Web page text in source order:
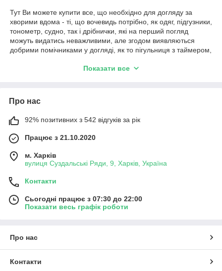
Тут Ви можете купити все, що необхідно для догляду за
хворими вдома - ті, що вочевидь потрібно, як одяг, підгузники,
тонометр, судно, так і дрібнички, які на перший погляд
можуть видатись неважливими, але згодом виявляються
добрими помічниками у догляді, як то пігульниця з таймером,
Показати все
Про нас
92% позитивних з 542 відгуків за рік
Працює з 21.10.2020
м. Харків
вулиця Суздальські Ряди, 9, Харків, Україна
Контакти
Сьогодні працює з 07:30 до 22:00
Показати весь графік роботи
Про нас
Контакти